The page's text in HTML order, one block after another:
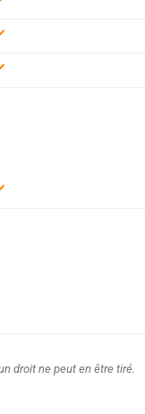
droit ne peut en être tiré.